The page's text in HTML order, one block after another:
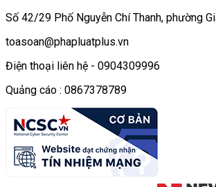
Số 42/29 Phố Nguyễn Chí Thanh, phường
toasoan@phapluatplus.vn
Điện thoại liên hệ - 0904309996
Quảng cáo : 0867378789